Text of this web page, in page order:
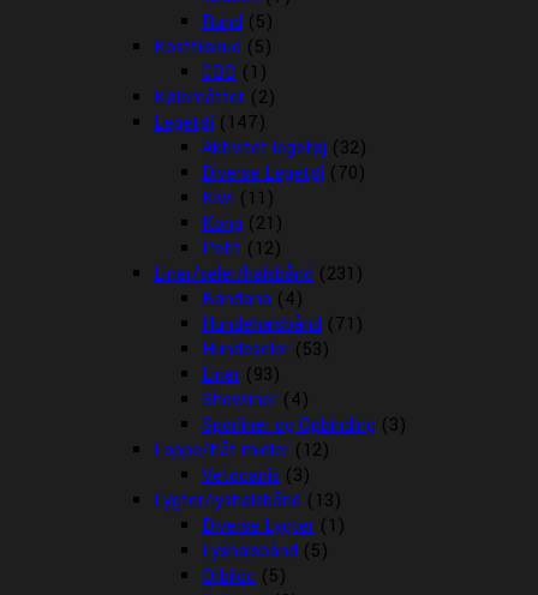
Rund (5)
Kosttilskud (5)
CBD (1)
Kølemåtter (2)
Legetøj (147)
Aktivitet legetøj (32)
Diverse Legetøj (70)
Kiwi (11)
Kong (21)
Petit (12)
Liner/seler/halsbånd (231)
Bandana (4)
Hundehalsbånd (71)
Hundeseler (53)
Liner (93)
Showliner (4)
Sporliner og Opbinding (3)
Loppe/flåt midler (12)
Vetocanis (3)
Lygter/lyshalsbånd (13)
Diverse Lygter (1)
Lyshalsbånd (5)
Orbiloc (5)